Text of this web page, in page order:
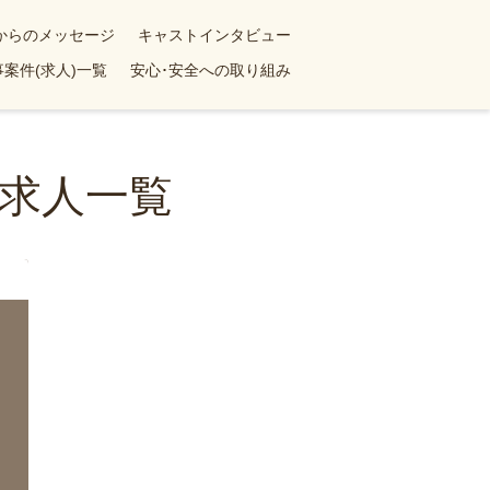
らのメッセージ
キャストインタビュー
案件(求人)一覧 安心･安全への取り組み
人一覧